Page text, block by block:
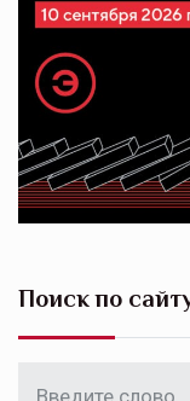
Поиск по